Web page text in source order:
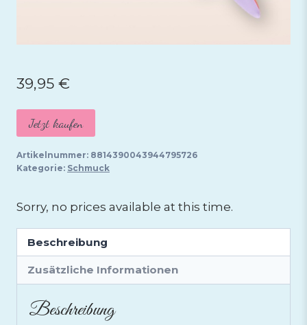
39,95 €
Jetzt kaufen
Artikelnummer: 8814390043944795726
Kategorie: Schmuck
Sorry, no prices available at this time.
Beschreibung
Zusätzliche Informationen
Beschreibung